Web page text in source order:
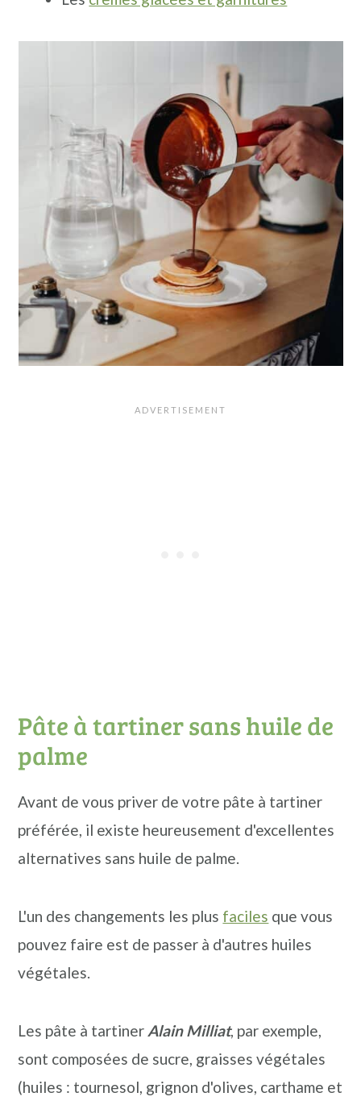
Pâte à tartiner sans huile de
palme
Avant de vous priver de votre pâte à tartiner
préférée, il existe heureusement d'excellentes
alternatives sans huile de palme.
L'un des changements les plus faciles que vous
pouvez faire est de passer à d'autres huiles
végétales.
Les pâte à tartiner Alain Milliat, par exemple,
sont composées de sucre, graisses végétales
(huiles : tournesol, grignon d'olives, carthame et